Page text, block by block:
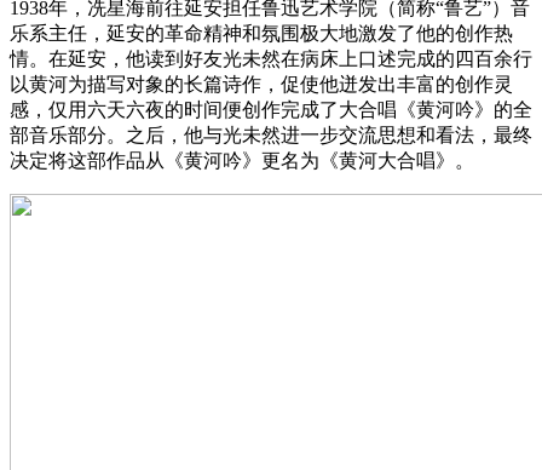
1938年，冼星海前往延安担任鲁迅艺术学院（简称“鲁艺”）音
乐系主任，延安的革命精神和氛围极大地激发了他的创作热
情。在延安，他读到好友光未然在病床上口述完成的四百余行
以黄河为描写对象的长篇诗作，促使他迸发出丰富的创作灵
感，仅用六天六夜的时间便创作完成了大合唱《黄河吟》的全
部音乐部分。之后，他与光未然进一步交流思想和看法，最终
决定将这部作品从《黄河吟》更名为《黄河大合唱》。